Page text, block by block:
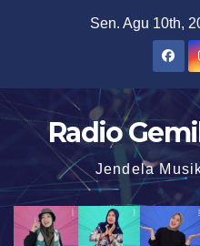
t
o
Sen. Agu 10th,
Radio
Jendela